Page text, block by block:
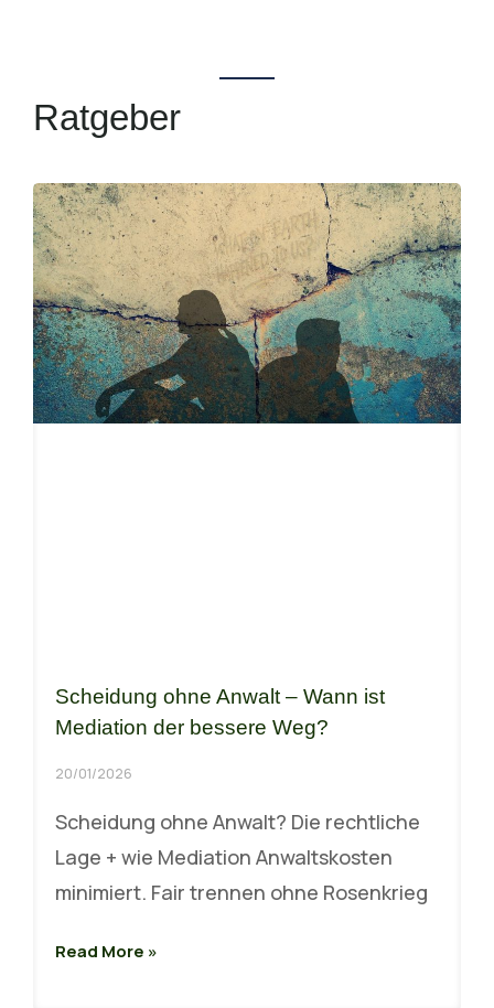
Ratgeber
Scheidung ohne Anwalt – Wann ist
Mediation der bessere Weg?
20/01/2026
Scheidung ohne Anwalt? Die rechtliche
Lage + wie Mediation Anwaltskosten
minimiert. Fair trennen ohne Rosenkrieg
Read More »